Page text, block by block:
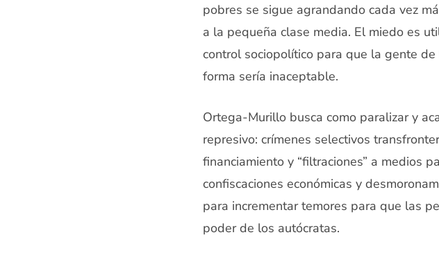
pobres se sigue agrandando cada vez
a la pequeña clase media. El miedo es
control sociopolítico para que la gente
forma sería inaceptable.
Ortega-Murillo busca como paralizar y
represivo: crímenes selectivos
financiamiento y “filtraciones” a medios
confiscaciones económicas y
para incrementar temores para que las
poder de los autócratas.